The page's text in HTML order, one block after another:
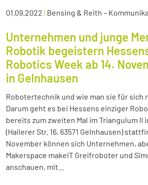
01.09.2022 | Bensing & Reith –
Unternehmen und junge
Robotik begeistern
Robotics Week ab 14.
in Gelnhausen
Robotertechnik und wie man sie für sich
Darum geht es bei Hessens einziger
bereits zum zweiten Mal im Triangulum II
(Hailerer Str. 16, 63571 Gelnhausen)
November können sich Unternehmen,
Makerspace makeIT Greifroboter und
anschauen, mit...